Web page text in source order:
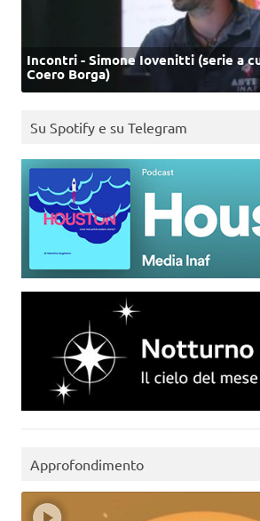
Incontri - Simone Iovenitti (serie a
Coero Borga)
Su Spotify e su Telegram
Approfondimento